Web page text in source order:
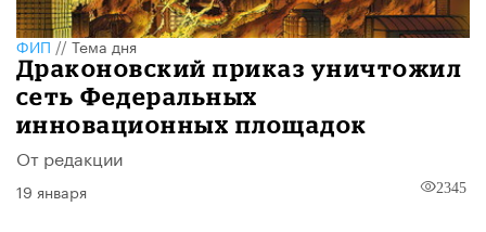
ФИП//Тема дня
Драконовский приказ уничтожил
сеть Федеральных
инновационных площадок
От редакции
19 января 2345